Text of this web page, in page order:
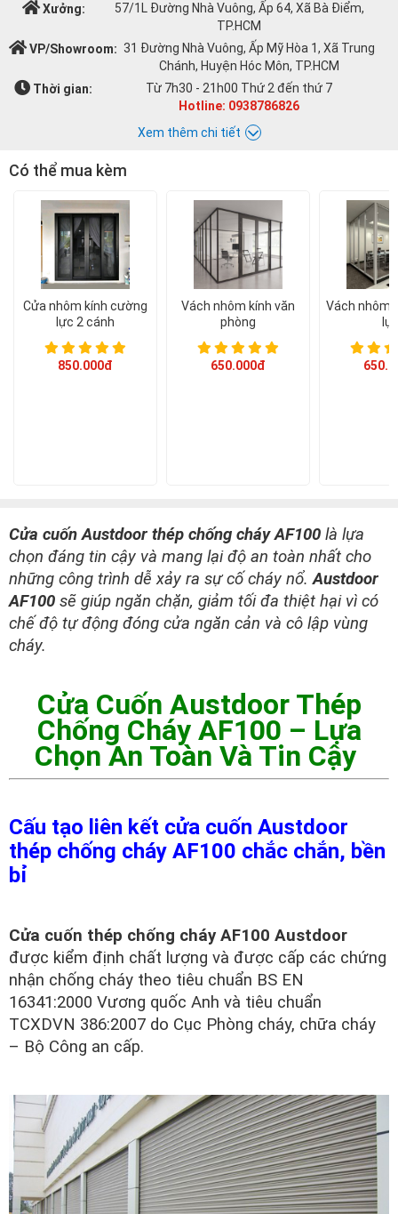
Xưởng:
57/1L Đường Nhà Vuông, Ấp 64, Xã Bà Điểm,
TP.HCM
VP/Showroom: 31 Đường Nhà Vuông, Ấp Mỹ Hòa 1, Xã Trung
Chánh, Huyện Hóc Môn, TP.HCM
Thời gian:
Từ 7h30 - 21h00 Thứ 2 đến thứ 7
Hotline: 0938786826
Xem thêm chi tiết
Chat với Á CHÂU:
Á CHÂU
0938786826
Email:cuacuonachau@gmail.com
Có thể mua kèm
Cửa nhôm kính cường
lực 2 cánh
850.000đ
Vách nhôm kính văn
phòng
650.000đ
Vách nhôm
Cửa cuốn Austdoor thép chống cháy AF100 là lựa
chọn đáng tin cậy và mang lại độ an toàn nhất cho
những công trình dễ xảy ra sự cố cháy nổ.Austdoor
AF100 sẽ giúp ngăn chặn, giảm tối đa thiệt hại vì có
chế độ tự động đóng cửa ngăn cản và cô lập vùng
cháy.
Cửa Cuốn Austdoor Thép
Chống Cháy AF100 – Lựa
Chọn An Toàn Và Tin Cậy
Cấu tạo liên kết cửa cuốn Austdoor
thép chống cháy AF100 chắc chắn, bền
bỉ
Cửa cuốn thép chống cháy AF100 Austdoor
được kiểm định chất lượng và được cấp các chứng
nhận chống cháy theo tiêu chuẩn BS EN
16341:2000 Vương quốc Anh và tiêu chuẩn
TCXDVN 386:2007 do Cục Phòng cháy, chữa cháy
– Bộ Công an cấp.